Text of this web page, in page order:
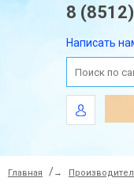
8
Написать
Главная →